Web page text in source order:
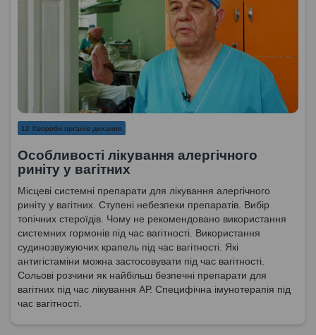
12 Хвороби органів дихання
Особливості лікування алергічного
риніту у вагітних
Місцеві системні препарати для лікування алергічного
риніту у вагітних. Ступені небезпеки препаратів. Вибір
топічних стероїдів. Чому не рекомендовано використання
системних гормонів під час вагітності. Використання
судинозвужуючих крапель під час вагітності. Які
антигістаміни можна застосовувати під час вагітності.
Сольові розчини як найбільш безпечні препарати для
вагітних під час лікування АР. Специфічна імунотерапія під
час вагітності.